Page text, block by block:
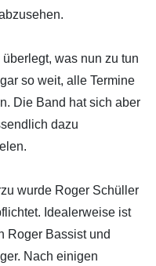
was nun zu tun
so weit, alle Termine
Die Band hat sich aber
dazu
wurde Roger Schüller
Idealerweise ist
Roger Bassist und
Nach einigen